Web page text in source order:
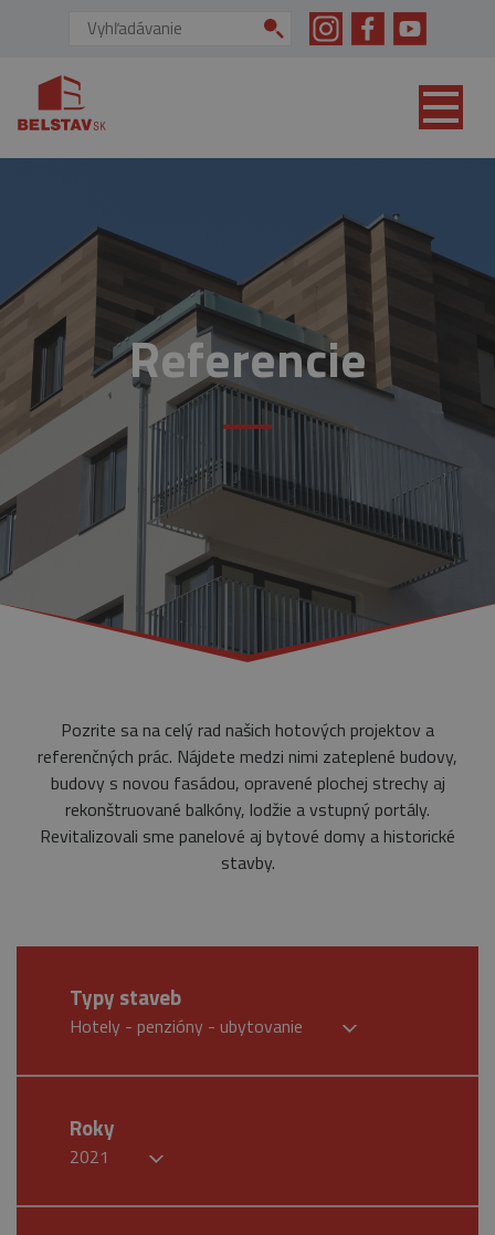
Vyhľadávanie:
Referencie
Pozrite sa na celý rad našich hotových projektov a
referenčných prác. Nájdete medzi nimi zateplené budovy,
budovy s novou fasádou, opravené plochej strechy aj
rekonštruované balkóny, lodžie a vstupný portály.
Revitalizovali sme panelové aj bytové domy a historické
stavby.
Typy staveb
Hotely - penzióny - ubytovanie
Roky
2021